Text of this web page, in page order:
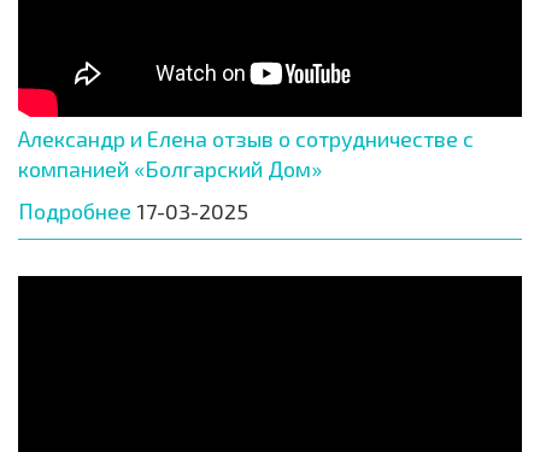
Александр и Елена отзыв о сотрудничестве с
компанией «Болгарский Дом»
Подробнее 17-03-2025